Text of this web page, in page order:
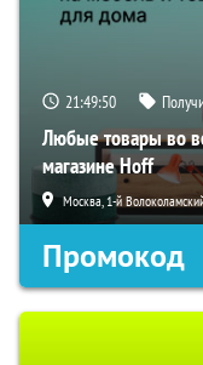
21:49:49
Любые товары во
магазине Hoff
Москва, 1-й
Промокод